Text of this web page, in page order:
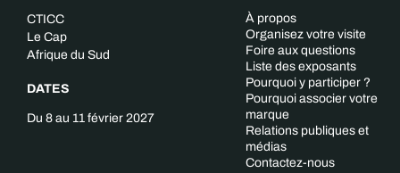
CTICC
Le Cap
Afrique du Sud
DATES
Du 8 au 11 février 2027
À propos
Organisez votre visite
Foire aux questions
Liste des exposants
Pourquoi y participer ?
Pourquoi associer votre
marque
Relations publiques et
médias
Contactez-nous